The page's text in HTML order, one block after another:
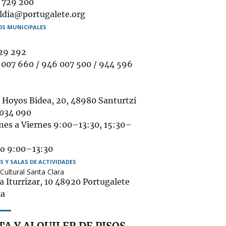
MUNICIPALES
292
660 / 946 007 500 / 944 596
Bidea, 20, 48980 Santurtzi
090
a Viernes 9:00–13:30, 15:30–
9:00–13:30
Y SALAS DE ACTIVIDADES
Santa Clara
Iturrizar, 10 48920 Portugalete